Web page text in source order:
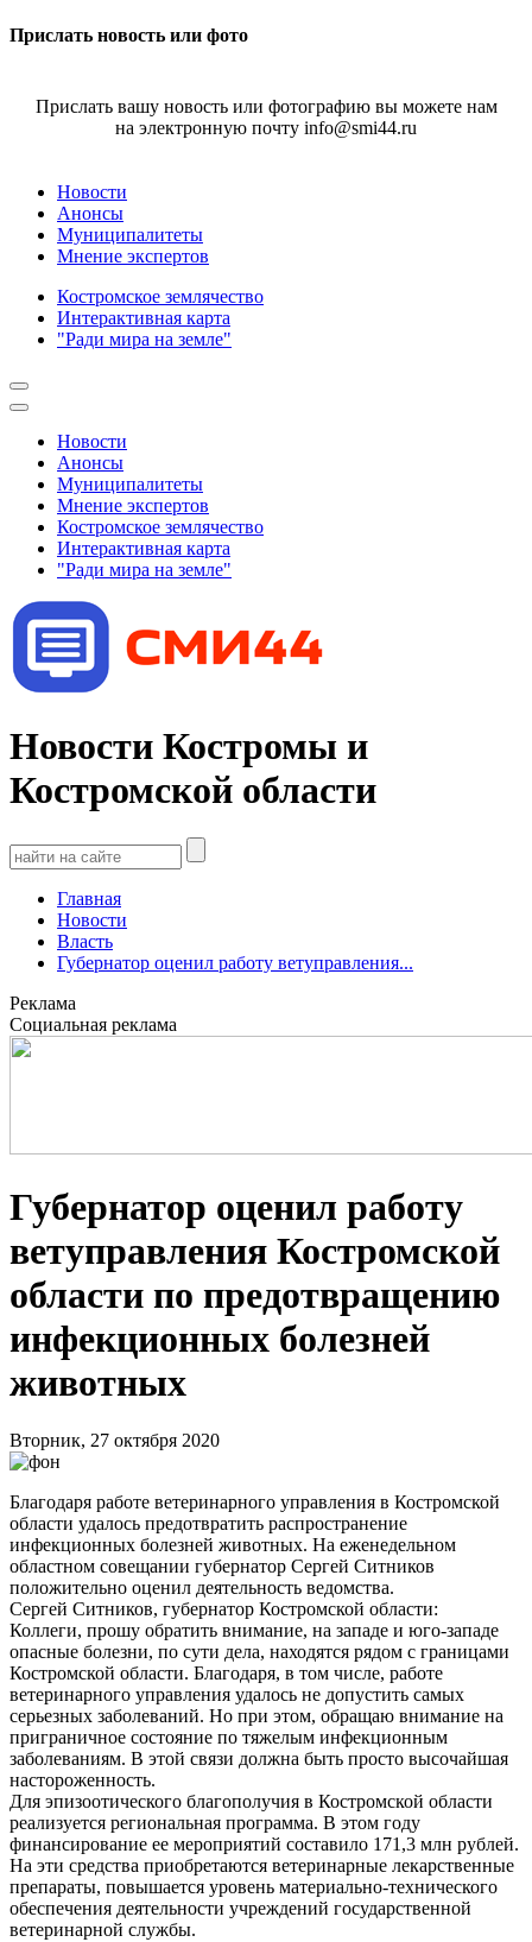
Прислать новость или фото
Прислать вашу новость или фотографию вы можете нам
на электронную почту info@smi44.ru
Новости
Анонсы
Муниципалитеты
Мнение экспертов
Костромское землячество
Интерактивная карта
"Ради мира на земле"
Новости
Анонсы
Муниципалитеты
Мнение экспертов
Костромское землячество
Интерактивная карта
"Ради мира на земле"
Новости Костромы и
Костромской области
Главная
Новости
Власть
Губернатор оценил работу ветуправления...
Реклама
Социальная реклама
Губернатор оценил работу
ветуправления Костромской
области по предотвращению
инфекционных болезней
животных
Вторник, 27 октября 2020
Благодаря работе ветеринарного управления в Костромской
области удалось предотвратить распространение
инфекционных болезней животных. На еженедельном
областном совещании губернатор Сергей Ситников
положительно оценил деятельность ведомства.
Сергей Ситников, губернатор Костромской области:
Коллеги, прошу обратить внимание, на западе и юго-западе
опасные болезни, по сути дела, находятся рядом с границами
Костромской области. Благодаря, в том числе, работе
ветеринарного управления удалось не допустить самых
серьезных заболеваний. Но при этом, обращаю внимание на
приграничное состояние по тяжелым инфекционным
заболеваниям. В этой связи должна быть просто высочайшая
настороженность.
Для эпизоотического благополучия в Костромской области
реализуется региональная программа. В этом году
финансирование ее мероприятий составило 171,3 млн рублей.
На эти средства приобретаются ветеринарные лекарственные
препараты, повышается уровень материально-технического
обеспечения деятельности учреждений государственной
ветеринарной службы.